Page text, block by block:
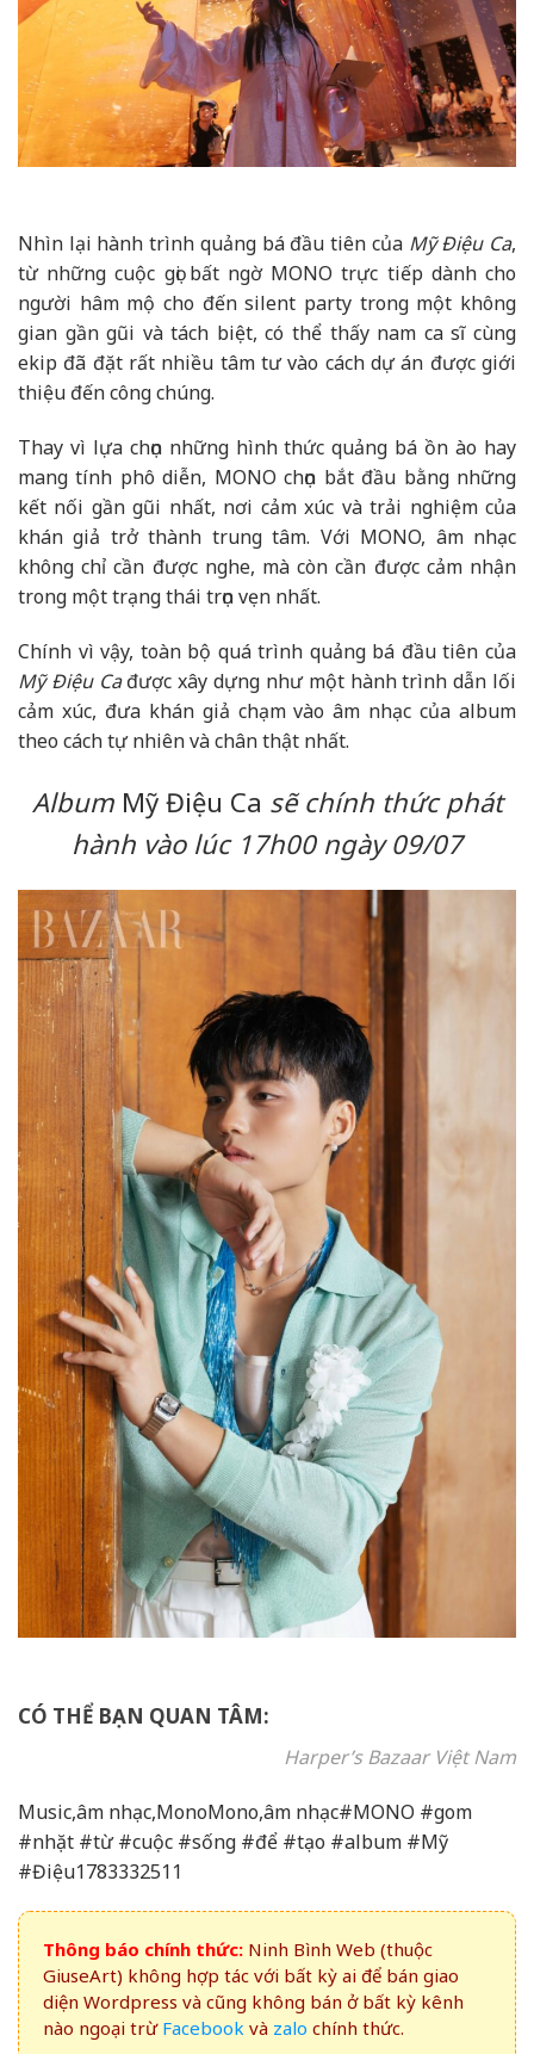
Nhìn lại hành trình quảng bá đầu tiên của Mỹ Điệu Ca,
từ những cuộc gọi bất ngờ MONO trực tiếp dành cho
người hâm mộ cho đến silent party trong một không
gian gần gũi và tách biệt, có thể thấy nam ca sĩ cùng
ekip đã đặt rất nhiều tâm tư vào cách dự án được giới
thiệu đến công chúng.
Thay vì lựa chọn những hình thức quảng bá ồn ào hay
mang tính phô diễn, MONO chọn bắt đầu bằng những
kết nối gần gũi nhất, nơi cảm xúc và trải nghiệm của
khán giả trở thành trung tâm. Với MONO, âm nhạc
không chỉ cần được nghe, mà còn cần được cảm nhận
trong một trạng thái trọn vẹn nhất.
Chính vì vậy, toàn bộ quá trình quảng bá đầu tiên của
Mỹ Điệu Cađược xây dựng như một hành trình dẫn lối
cảm xúc, đưa khán giả chạm vào âm nhạc của album
theo cách tự nhiên và chân thật nhất.
Album Mỹ Điệu Ca sẽ chính thức phát
hành vào lúc 17h00 ngày 09/07
CÓ THỂ BẠN QUAN TÂM:
Harper’s Bazaar Việt Nam
Music,âm nhạc,MonoMono,âm nhạc#MONO #gom
#nhặt #từ #cuộc #sống #để #tạo #album #Mỹ
#Điệu1783332511
Thông báo chính thức: Ninh Bình Web (thuộc
GiuseArt) không hợp tác với bất kỳ ai để bán giao
diện Wordpress và cũng không bán ở bất kỳ kênh
nào ngoại trừ Facebook và zalo chính thức.